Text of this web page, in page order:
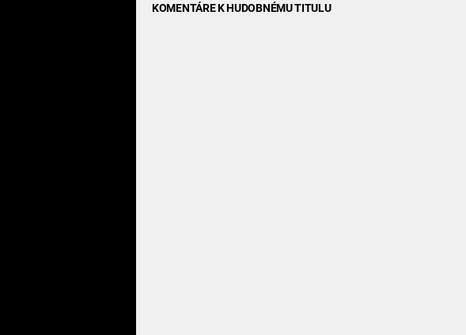
KOMENTÁRE K HUDOBNÉMU TITULU